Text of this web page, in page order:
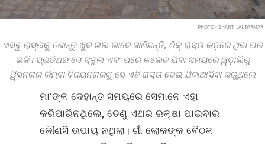
PHOTO • SHANTILAL PARMAR
ଏସବୁ ରାସ୍ତାକୁ ଶୋନ୍ତୁ ଖୁବ ଭଲ ଭାବେ ଜାଣିଛନ୍ତି, ଠିକ୍‌ ରାସ୍ତା କଡ଼ରେ ଥିବା ଘର
ଭଳି। ପ୍ରତିଥର ସେ ସ୍କୁଲ ଏବଂ ପରେ କଲେଜ ଯିବା ସମୟରେ ୱଡ଼ାଲିରୁ
ୱିସନଗର କିମ୍ବା ବିଜୟନଗରକୁ ସେ ଏହି ରାସ୍ତା ଦେଇ ଯିବାଆସିବା କରୁଥିଲେ
ମା’ଙ୍କ ଦେହାନ୍ତ ସମୟରେ ସେମାନେ ଏହା
କରିପାରିନଥିଲେ, ତେଣୁ ଏଥର ରକ୍ଷା ପାଇବାର
କୌଣସି ଉପାୟ ନଥିଲା। ଗାଁ ଲୋକଙ୍କ ବୈଠକ